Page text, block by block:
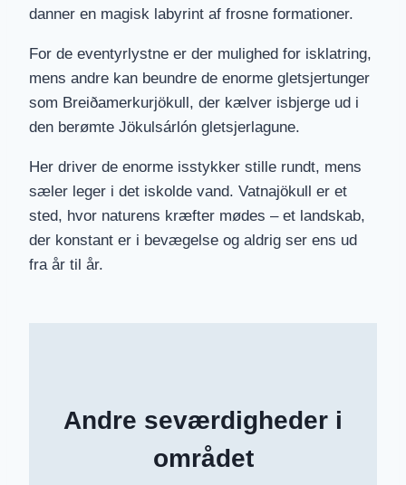
danner en magisk labyrint af frosne formationer.
For de eventyrlystne er der mulighed for isklatring,
mens andre kan beundre de enorme gletsjertunger
som Breiðamerkurjökull, der kælver isbjerge ud i
den berømte Jökulsárlón gletsjerlagune.
Her driver de enorme isstykker stille rundt, mens
sæler leger i det iskolde vand. Vatnajökull er et
sted, hvor naturens kræfter mødes – et landskab,
der konstant er i bevægelse og aldrig ser ens ud
fra år til år.
Andre seværdigheder i
området